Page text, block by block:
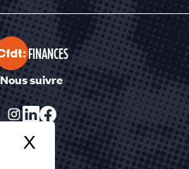
X Masquer le
FINANCES
Nous suivre